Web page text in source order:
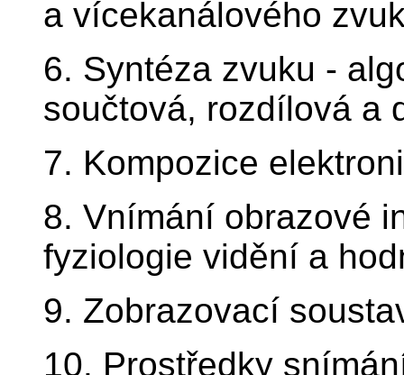
a vícekanálového
6. Syntéza zvuku -
součtová, rozdílová a
7. Kompozice
8. Vnímání obrazové
fyziologie vidění a
9. Zobrazovací
10. Prostředky